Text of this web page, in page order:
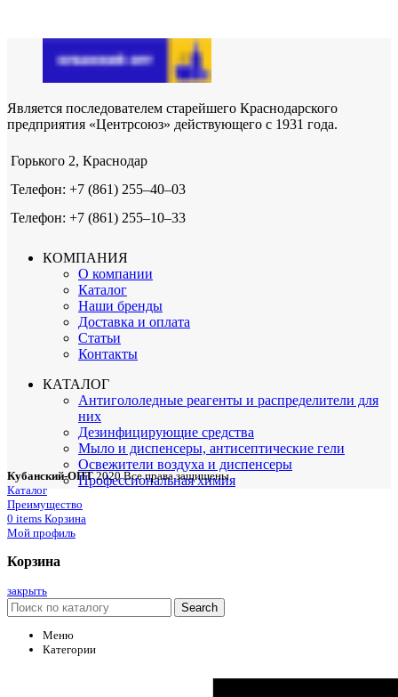
Является последователем старейшего Краснодарского
предприятия «Центрсоюз» действующего с 1931 года.
Горького 2, Краснодар
Телефон: +7 (861) 255‒40‒03
Телефон: +7 (861) 255‒10‒33
КОМПАНИЯ
О компании
Каталог
Наши бренды
Доставка и оплата
Статьи
Контакты
КАТАЛОГ
Антигололедные реагенты и распределители для
них
Дезинфицирующие средства
Мыло и диспенсеры, антисептические гели
Освежители воздуха и диспенсеры
Профессиональная химия
Кубанский-ОПТ 2020 Все права защищены
Каталог
Преимущество
0 items Корзина
Мой профиль
Корзина
закрыть
Search
Меню
Категории